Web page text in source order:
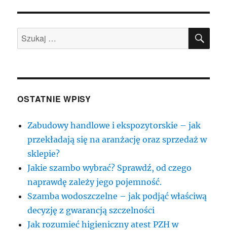
żywienia
to
niedobory
Szukaj:
OSTATNIE WPISY
Zabudowy handlowe i ekspozytorskie – jak
przekładają się na aranżację oraz sprzedaż w
sklepie?
Jakie szambo wybrać? Sprawdź, od czego
naprawdę zależy jego pojemność.
Szamba wodoszczelne – jak podjąć właściwą
decyzję z gwarancją szczelności
Jak rozumieć higieniczny atest PZH w